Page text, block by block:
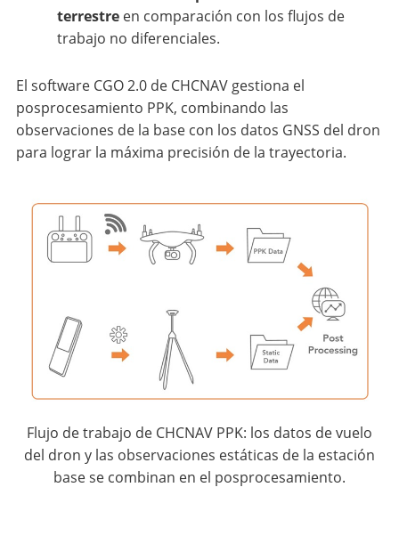
terrestre en comparación con los flujos de
trabajo no diferenciales.
El software CGO 2.0 de CHCNAV gestiona el
posprocesamiento PPK, combinando las
observaciones de la base con los datos GNSS del dron
para lograr la máxima precisión de la trayectoria.
Flujo de trabajo de CHCNAV PPK: los datos de vuelo
del dron y las observaciones estáticas de la estación
base se combinan en el posprocesamiento.